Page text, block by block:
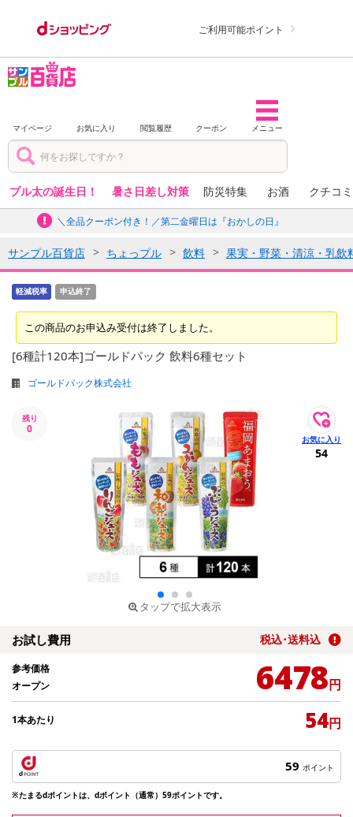
ご利用可能ポイント
マイページ お気に入り 閲覧履歴 クーポン メニュー
プル太の誕生日！ 暑さ日差し対策 防災特集 お酒 クチコ
＼全品クーポン付き！／第二金曜日は『おかしの日』
サンプル百貨店 ちょっプル 飲料 果実・野菜・清涼・乳飲
軽減税率 申込終了
この商品のお申込み受付は終了しました。
[6種計120本]ゴールドパック 飲料6種セット
ゴールドパック株式会社
残り
0
タップで拡大表示
54
お試し費用 税込･送料込
参考価格
オープン
6478円
1本あたり 54円
59 ポイント
※たまるdポイントは、dポイント（通常）59ポイントです。